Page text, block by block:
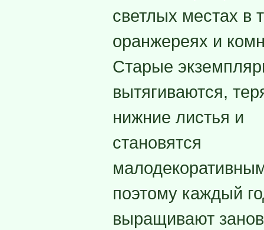
светлых местах в
оранжереях и
Старые
вытягиваются,
нижние листья и
становятся
поэтому каждый
выращивают